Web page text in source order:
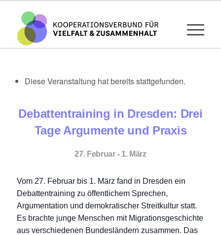
Diese Veranstaltung hat bereits stattgefunden.
Debattentraining in Dresden: Drei
Tage Argumente und Praxis
27. Februar- 1. März
Vom 27. Februar bis 1. März fand in Dresden ein
Debattentraining zu öffentlichem Sprechen,
Argumentation und demokratischer Streitkultur statt.
Es brachte junge Menschen mit Migrationsgeschichte
aus verschiedenen Bundesländern zusammen. Das